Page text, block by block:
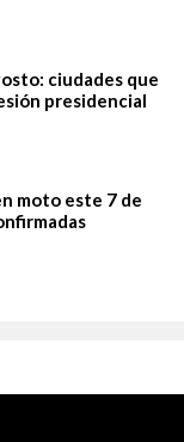
ciudades que
presidencial
moto este 7 de